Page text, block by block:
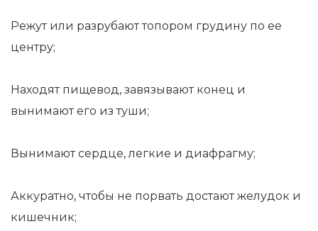
Режут или разрубают топором грудину по ее
центру;
Находят пищевод, завязывают конец и
вынимают его из туши;
Вынимают сердце, легкие и диафрагму;
Аккуратно, чтобы не порвать достают желудок и
кишечник;